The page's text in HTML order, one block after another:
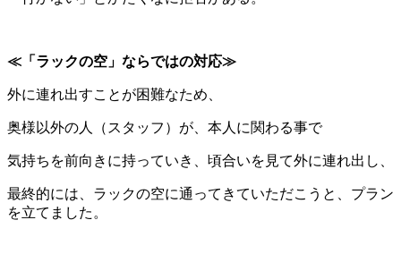
≪「ラックの空」ならではの対応≫
外に連れ出すことが困難なため、
奥様以外の人（スタッフ）が、本人に関わる事で
気持ちを前向きに持っていき、頃合いを見て外に連れ出し、
最終的には、ラックの空に通ってきていただこうと、プラン
を立てました。